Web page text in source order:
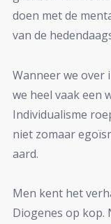
doen met de
van de
Wanneer we over
we heel vaak een
Individualisme
niet zomaar
aard.
Men kent het
Diogenes op kop.